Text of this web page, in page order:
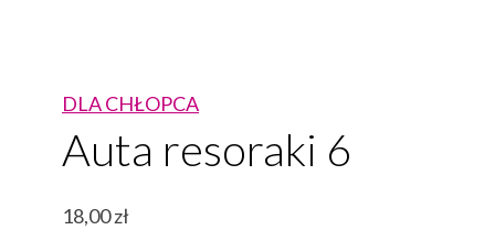
DLA CHŁOPCA
Auta resoraki 6
18,00zł